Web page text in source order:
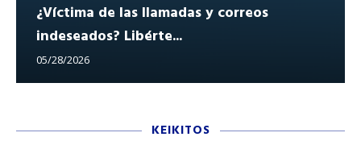
¿Víctima de las llamadas y correos
indeseados? Libérte...
05/28/2026
KEIKITOS